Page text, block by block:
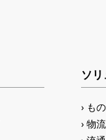
ソ
も
物